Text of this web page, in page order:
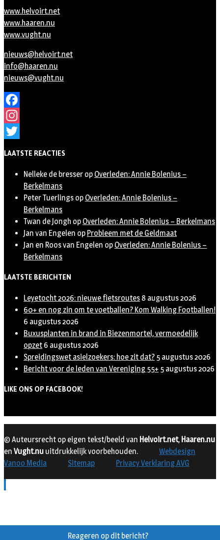
www.helvoirt.net
www.haaren.nu
www.vught.nu
nieuws@helvoirt.net
info@haaren.nu
nieuws@vught.nu
Facebook
Instagram
LAATSTE REACTIES
Nelleke de bresser op Overleden: Annie Bolenius –
Berkelmans
Peter Tuerlings op Overleden: Annie Bolenius –
Berkelmans
Twan de Jongh op Overleden: Annie Bolenius – Berkelmans
Jan van Engelen op Probleem met de Geldmaat
Jan en Roos van Engelen op Overleden: Annie Bolenius –
Berkelmans
LAATSTE BERICHTEN
Leyetocht 2026: nieuwe fietsroutes 8 augustus 2026
60+ en nog zin om te voetballen? Kom Walking Footballen!
6 augustus 2026
Buxusplanten in brand in Biezenmortel, vermoedelijk
opzet 6 augustus 2026
Spreidingswet asielzoekers: hoe zit dat? 5 augustus 2026
Bericht voor de leden van Vereniging 55+ 5 augustus 2026
LIKE ONS OP FACEBOOK!
Reageren op dit bericht?
© Auteursrecht op eigen tekst/beeld van Helvoirt.net, Haaren.nu
en Vught.nu uitdrukkelijk voorbehouden.
Webdesign
Vanoo Media
Sitemap Privacy Verklaring AVG